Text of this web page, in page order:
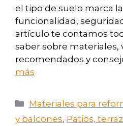
el tipo de suelo marca
funcionalidad,
artículo te contamos
saber sobre materiales,
recomendados y
más
Materiales para
y balcones, Patios,